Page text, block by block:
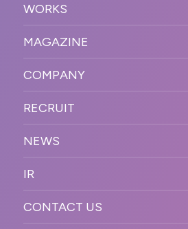
VISION
OUR DNA
STRONG POINT
BUSINESS DOMAIN
SOLUTION
WORKFLOW
WORKS
オンラインイベント
SNSプロモーション
プラットフォーム販
促
デジタル制作・映像
制作
PR
カンファ
ESPORTS
MAGAZINE
COMPANY
COMPANY INFORMATION
MESSAGE
OFFICER
ACCESS
ORGANIZATION CHART
RECRUIT
新卒採用
キャリア採用
NEWS
IR
CONTACT US